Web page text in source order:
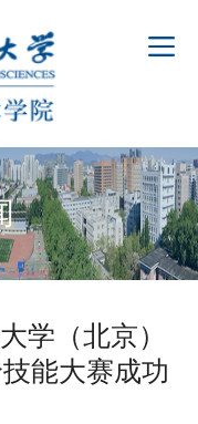
学（北京）
能大赛成功